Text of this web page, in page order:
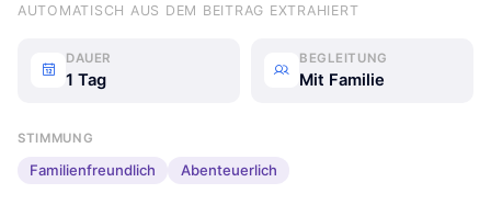
AUTOMATISCH AUS DEM BEITRAG EXTRAHIERT
DAUER
1 Tag
BEGLEITUNG
Mit Familie
STIMMUNG
Familienfreundlich Abenteuerlich